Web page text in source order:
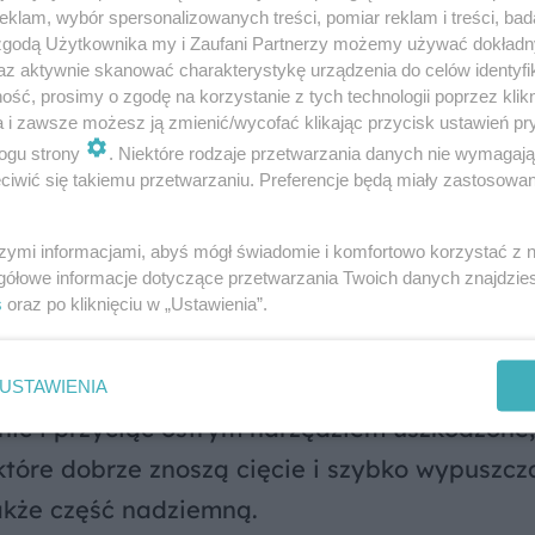
w ziemi żyznej, umiarkowanie wilgotnej i
mieszając ziemię kompostową z
rozwiązaniem jest zakup ziemi w
ziemi uniwersalnej, są specjalistyczne
wymaganiach. Mamy więc na przykład
liściach, dla palm, paproci, kaktusów itd.
którym roślina dotychczas rosła, często
a ziemi między nimi już prawie nie
i przyciąć ostrym narzędziem uszkodzone,
dobrze znoszą cięcie i szybko
część nadziemną.
wybór spersonalizowanych treści, pomiar reklam i treści,
Użytkownika my i Zaufani Partnerzy możemy używać
aktywnie skanować charakterystykę urządzenia do celów
prosimy o zgodę na korzystanie z tych technologii poprzez
i zawsze możesz ją zmienić/wycofać klikając przycisk ustawień
strony
. Niektóre rodzaje przetwarzania danych nie
się takiemu przetwarzaniu. Preferencje będą miały
informacjami, abyś mógł świadomie i komfortowo korzystać z
informacje dotyczące przetwarzania Twoich danych
oraz po kliknięciu w „Ustawienia”.
USTAWIENIA